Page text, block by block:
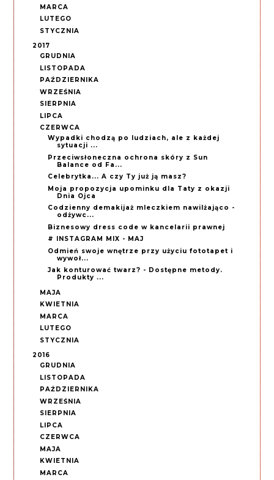
MARCA
LUTEGO
STYCZNIA
2017
GRUDNIA
LISTOPADA
PAŹDZIERNIKA
WRZEŚNIA
SIERPNIA
LIPCA
CZERWCA
Wypadki chodzą po ludziach, ale z każdej
sytuacji ...
Przeciwsłoneczna ochrona skóry z Sun
Balance od Fa...
Celebrytka... A czy Ty już ją masz?
Moja propozycja upominku dla Taty z okazji
Dnia Ojca
Codzienny demakijaż mleczkiem nawilżająco -
odżywc...
Biznesowy dress code w kancelarii prawnej
# INSTAGRAM MIX - MAJ
Odmień swoje wnętrze przy użyciu fototapet i
wywoł...
Jak konturować twarz? - Dostępne metody.
Produkty ...
MAJA
KWIETNIA
MARCA
LUTEGO
STYCZNIA
2016
GRUDNIA
LISTOPADA
PAŹDZIERNIKA
WRZEŚNIA
SIERPNIA
LIPCA
CZERWCA
MAJA
KWIETNIA
MARCA